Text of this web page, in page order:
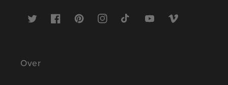
Twitter FacebookPinterestInstagramTikTok YouTubeVimeo
Over